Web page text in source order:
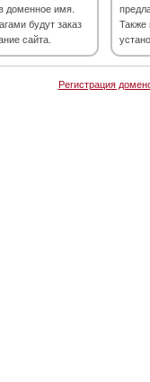
доменное имя.
будут заказ
сайта.
Также
Регистрация